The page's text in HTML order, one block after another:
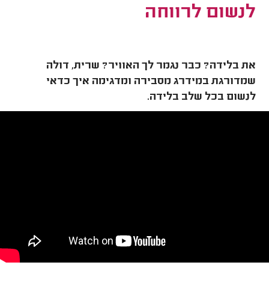
לנשום לרווחה
את בלידה? כבר נגמר לך האוויר? שרית, דולה
שמדורגת במידרג מסבירה ומדגימה איך כדאי
לנשום בכל שלב בלידה.